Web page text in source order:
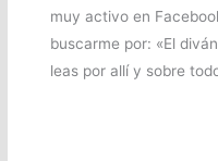
muy activo en
buscarme por: «El
leas por allí y sobre